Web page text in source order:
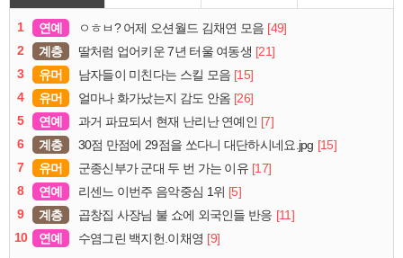
1 연예 ㅇㅎㅂ? 어제 오션월드 김채연 모음 [49]
2
계층 딸처럼 업어키운 7년 터울 여동생 [21]
3
유머 남자들이 미친다는 스킬 모음 [15]
4
유머 얼마나 화가났는지 감도 안옴 [26]
5
연예 과거 파묘되서 현재 난리난 연예인 [7]
6
계층 30점 만점에 29점을 쏘다니 대단하시네요.jpg [15]
7
유머 군종신부가 군대 두 번 가는 이유 [17]
8
연예 리센느 이번주 음악중심 1위 [5]
9
계층 곱창집 사장님 불 쇼에 외국인들 반응 [11]
10
연예 수염그린 백지헌.이채영 [9]